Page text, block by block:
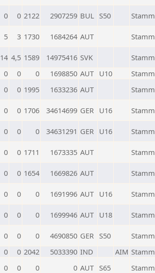
0 0 2122 2907259 BUL S50 Stamm
5 3 1730 1684264 AUT Stamm
14 4,5 1589 14975416 SVK Stamm
0 0 0 1698850 AUT U10 Stamm
0 0 1995 1633236 AUT Stamm
0 0 1706 34614699 GER U16 Stamm
0 0 0 34631291 GER U16 Stamm
0 0 1711 1673335 AUT Stamm
0 0 1654 1669826 AUT Stamm
0 0 0 1691996 AUT U16 Stamm
0 0 0 1699946 AUT U18 Stamm
0 0 0 4690850 GER S50 Stamm
0 0 2042 5033390 IND AIM Stamm
0 0 0 0 AUT S65 Stamm